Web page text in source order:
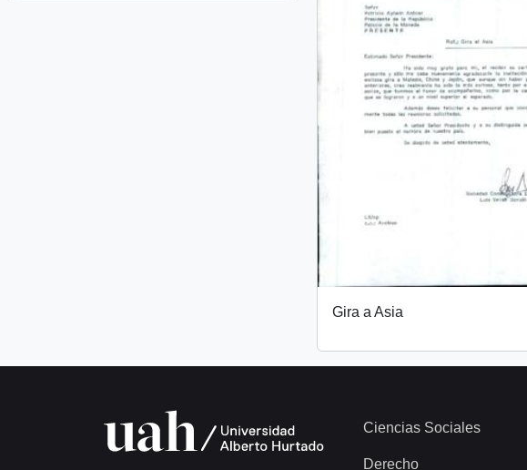
Gira a Asia
Ciencias Sociales
Derecho